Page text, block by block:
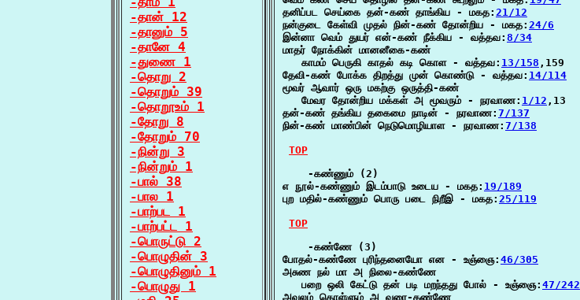
-தான் 12
-தானும் 5
-தானே 4
-துணை 1
-தொறு 2
-தொறும் 39
-தொறூஉம் 1
-தோறு 8
-தோறும் 70
-நின்று 3
-நின்றும் 1
-பால் 38
-பால 1
-பாற்பட 1
-பாற்பட்ட 1
-பொருட்டு 2
-பொழுதின் 3
-பொழுதினும் 1
-பொழுது 1
தனிப்பட செய்கை தன்-கண் தாங்கிய - மகத: 21/12
நன்குடை கேள்வி முதல் நின்-கண் தோன்றிய - மகத: 24/6
இன்னா வெம் துயர் என்-கண் நீக்கிய - வத்தவ: 8/34
மாதர் நோக்கின் மானனீகை-கண்
   காமம் பெருகி காதல் கடி கொள - வத்தவ:
13/158 ,159
தேவி-கண் போக்க திறத்து முன் கொண்டு - வத்தவ: 14/114
மூவர் ஆவார் ஒரு மகற்கு ஒருத்தி-கண்
   மேவர தோன்றிய மக்கள் அ மூவரும் - நரவாண:
1/12 ,13
தன்-கண் தங்கிய தகைமை நாடின் - நரவாண: 7/137
நின்-கண் மாண்பின் நெடுமொழியாள - நரவாண: 7/138
TOP
    -கண்ணும் (2)
எ நூல்-கண்ணும் இடம்பாடு உடைய - மகத: 19/189
புற மதில்-கண்ணும் பொரு படை நிறீஇ - மகத: 25/119
TOP
    -கண்ணே (3)
போதல்-கண்ணே புரிந்தனையோ என - உஞ்ஞை: 46/305
அசுண நல் மா அ நிலை-கண்ணே
   பறை ஒலி கேட்டு தன் படி மறந்தது போல் - உஞ்ஞை:
47/242
அவலம் கொள்ளும் அ வரை-கண்ணே